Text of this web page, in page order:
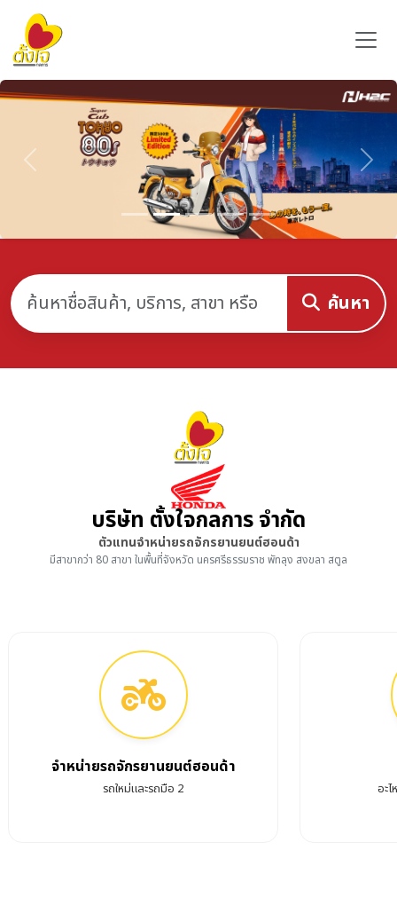
Previous Next
ค้นหา
บริษัท ตั้งใจกลการ จำกัด
ตัวแทนจำหน่ายรถจักรยานยนต์ฮอนด้า
มีสาขากว่า 80 สาขา ในพื้นที่จังหวัด นครศรีธรรมราช พัทลุง สงขลา สตูล
จำหน่ายรถจักรยานยนต์ฮอนด้า
รถใหม่และรถมือ 2 อะ